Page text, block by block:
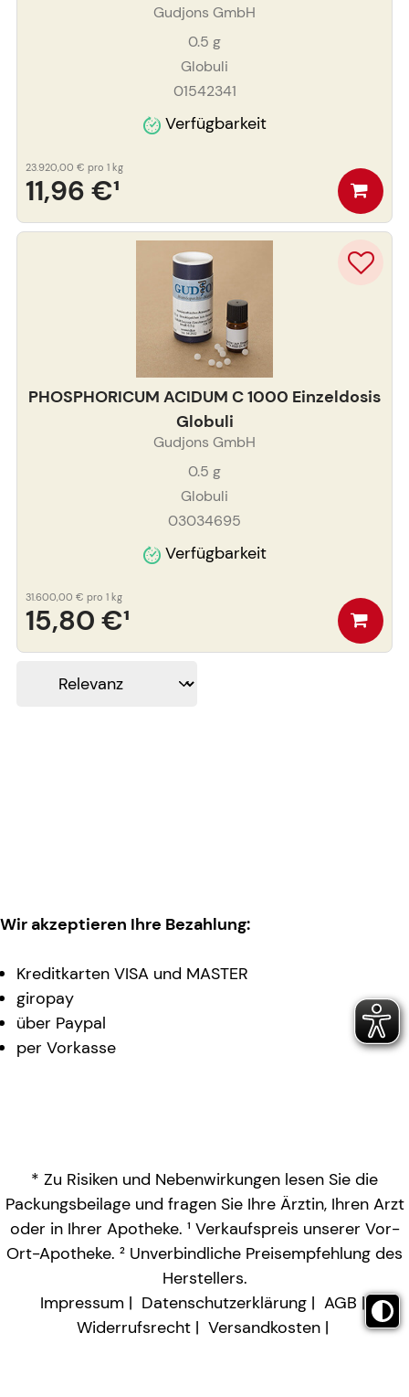
Gudjons GmbH
0.5 g
Globuli
01542341
Verfügbarkeit
11,96 €¹
23.920,00 € pro 1 kg
PHOSPHORICUM ACIDUM C 1000 Einzeldosis
Globuli
Gudjons GmbH
0.5 g
Globuli
03034695
Verfügbarkeit
15,80 €¹
31.600,00 € pro 1 kg
Wir akzeptieren Ihre Bezahlung:
Kreditkarten VISA und MASTER
giropay
über Paypal
per Vorkasse
* Zu Risiken und Nebenwirkungen lesen Sie die
Packungsbeilage und fragen Sie Ihre Ärztin, Ihren Arzt
oder in Ihrer Apotheke. ¹ Verkaufspreis unserer Vor-
Ort-Apotheke. ² Unverbindliche Preisempfehlung des
Herstellers.
Impressum
Datenschutzerklärung
AGB
Widerrufsrecht
Versandkosten